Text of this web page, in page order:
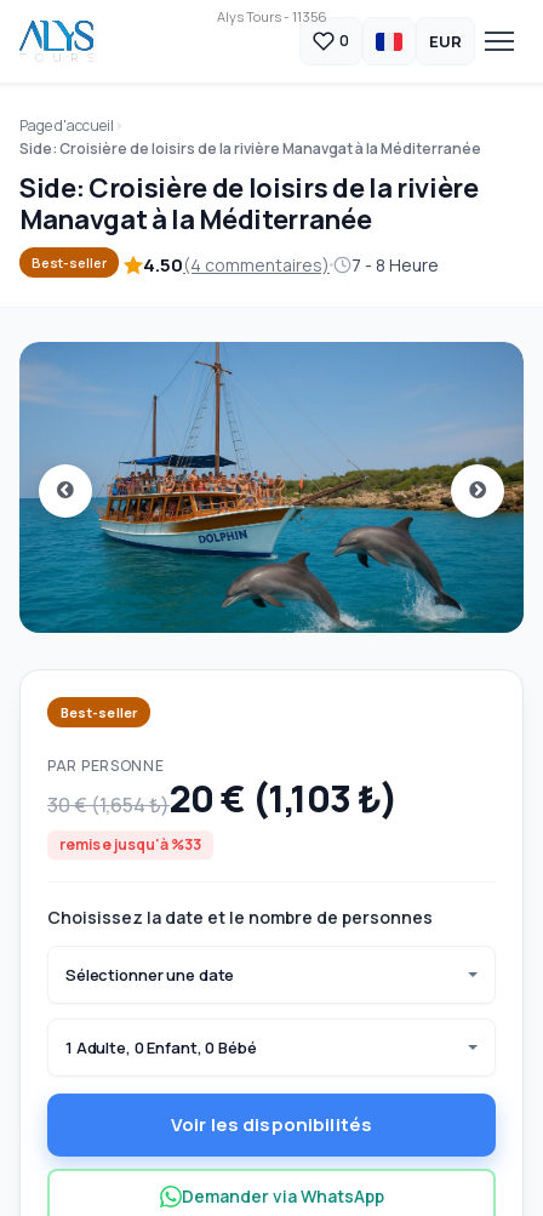
Alys Tours - 11356
0 EUR
Page d'accueil
Side: Croisière de loisirs de la rivière Manavgat à la Méditerranée
Side: Croisière de loisirs de la rivière
Manavgat à la Méditerranée
Best-seller 4.50(4 commentaires) 7 - 8 Heure
Best-seller
PAR PERSONNE
30 € (1,654 ₺)20 € (1,103 ₺)
remise jusqu'à %33
Choisissez la date et le nombre de personnes
Sélectionner une date
1 Adulte, 0 Enfant, 0 Bébé
Voir les disponibilités
Demander via WhatsApp